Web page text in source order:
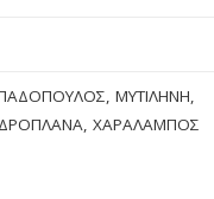
ΜΥΤΙΛΉΝΗ
ΧΑΡΆΛΑΜΠΟΣ